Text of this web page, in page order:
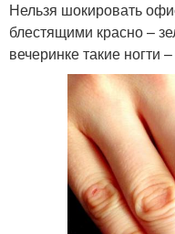
Нельзя шокировать
блестящими красно –
вечеринке такие ногти